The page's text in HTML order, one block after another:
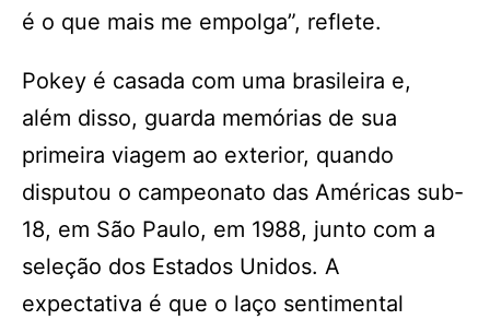
é o que mais me empolga”, reflete.
Pokey é casada com uma brasileira e,
além disso, guarda memórias de sua
primeira viagem ao exterior, quando
disputou o campeonato das Américas sub-
18, em São Paulo, em 1988, junto com a
seleção dos Estados Unidos. A
expectativa é que o laço sentimental